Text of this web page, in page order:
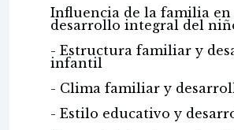
Influencia de la familia en
desarrollo integral del
- Estructura familiar y
infantil
- Clima familiar y
- Estilo educativo y